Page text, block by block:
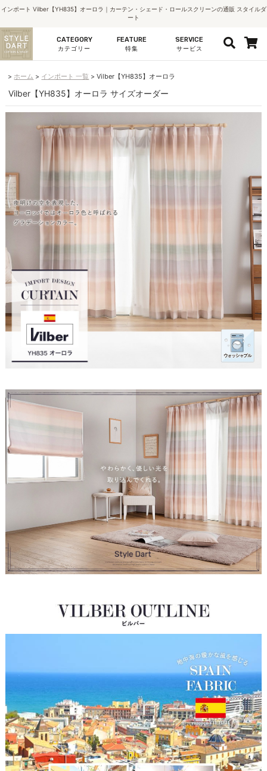
インポート Vilber【YH835】オーロラ｜カーテン・シェード・ロールスクリーンの通販 スタイルダ
ート
CATEGORY
カテゴリー
FEATURE
特集
SERVICE
サービス
ホーム インポート 一覧 Vilber【YH835】オーロラ
Vilber【YH835】オーロラ サイズオーダー